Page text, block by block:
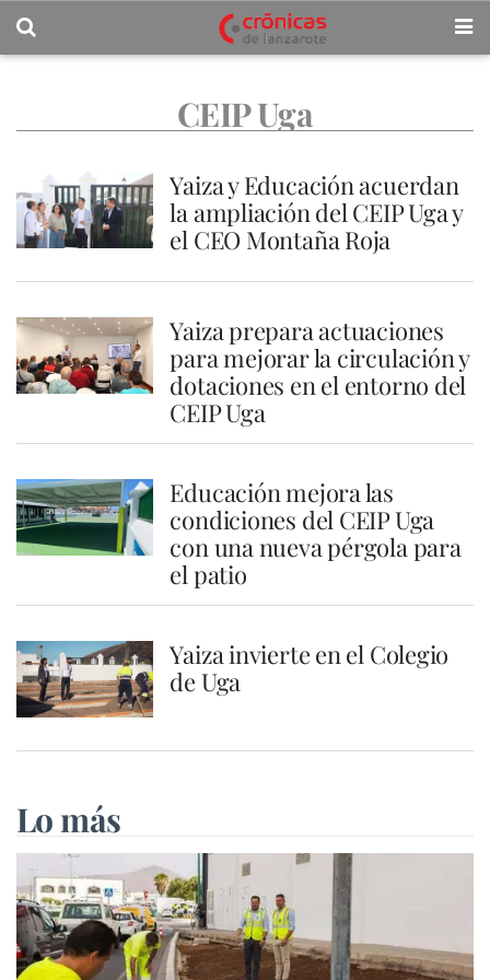
CEIP Uga
Yaiza y Educación acuerdan
la ampliación del CEIP Uga y
el CEO Montaña Roja
Yaiza prepara actuaciones
para mejorar la circulación y
dotaciones en el entorno del
CEIP Uga
Educación mejora las
condiciones del CEIP Uga
con una nueva pérgola para
el patio
Yaiza invierte en el Colegio
de Uga
Lo más